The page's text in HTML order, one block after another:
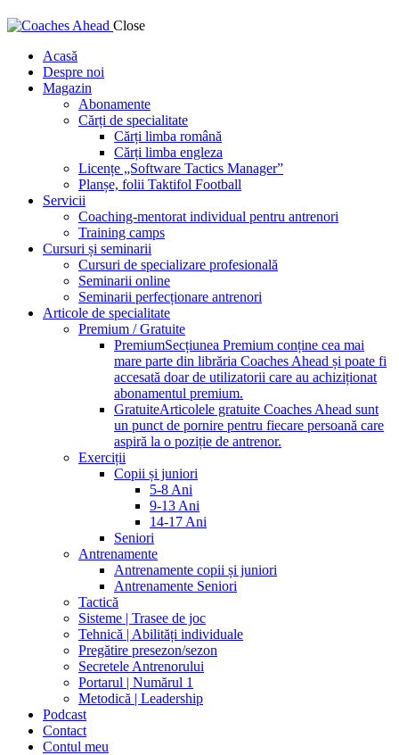
Close
Acasă
Despre noi
Magazin
Abonamente
Cărți de specialitate
Cărți limba română
Cărți limba engleza
Licențe „Software Tactics Manager”
Planșe, folii Taktifol Football
Servicii
Coaching-mentorat individual pentru antrenori
Training camps
Cursuri și seminarii
Cursuri de specializare profesională
Seminarii online
Seminarii perfecționare antrenori
Articole de specialitate
Premium / Gratuite
PremiumSecțiunea Premium conține cea mai
mare parte din librăria Coaches Ahead și poate fi
accesată doar de utilizatorii care au achiziționat
abonamentul premium.
GratuiteArticolele gratuite Coaches Ahead sunt
un punct de pornire pentru fiecare persoană care
aspiră la o poziție de antrenor.
Exerciții
Copii și juniori
5-8 Ani
9-13 Ani
14-17 Ani
Seniori
Antrenamente
Antrenamente copii și juniori
Antrenamente Seniori
Tactică
Sisteme | Trasee de joc
Tehnică | Abilități individuale
Pregătire presezon/sezon
Secretele Antrenorului
Portarul | Numărul 1
Metodică | Leadership
Podcast
Contact
Contul meu